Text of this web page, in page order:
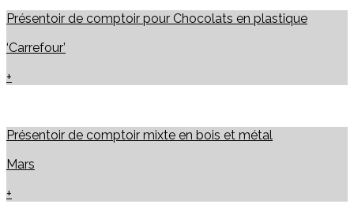
Présentoir de comptoir pour Chocolats en plastique
‘Carrefour’
+
Présentoir de comptoir mixte en bois et métal
Mars
+